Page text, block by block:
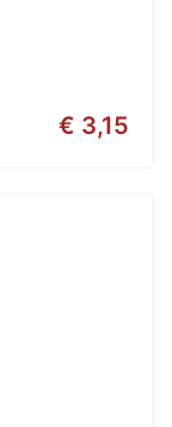
€ 3,15